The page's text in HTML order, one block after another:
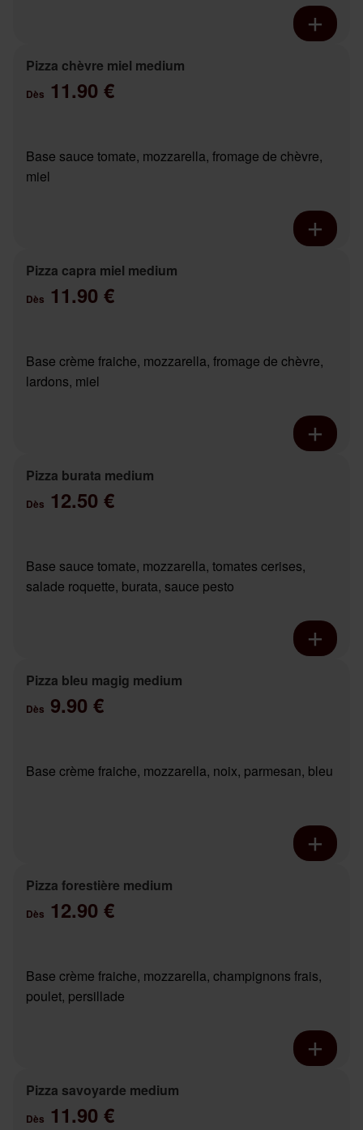
Pizza chèvre miel medium
Dès 11.90 €
Base sauce tomate, mozzarella, fromage de chèvre,
miel
Pizza capra miel medium
Dès 11.90 €
Base crème fraiche, mozzarella, fromage de chèvre,
lardons, miel
Pizza burata medium
Dès 12.50 €
Base sauce tomate, mozzarella, tomates cerises,
salade roquette, burata, sauce pesto
Pizza bleu magig medium
Dès 9.90 €
Base crème fraiche, mozzarella, noix, parmesan, bleu
Pizza forestière medium
Dès 12.90 €
Base crème fraiche, mozzarella, champignons frais,
poulet, persillade
Pizza savoyarde medium
Dès 11.90 €